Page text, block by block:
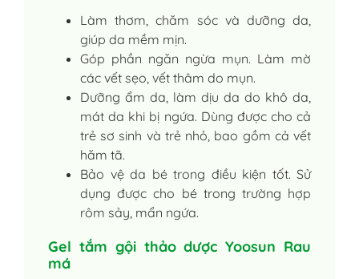
Làm thơm, chăm sóc và dưỡng da,
giúp da mềm mịn.
Góp phần ngăn ngừa mụn. Làm mờ
các vết sẹo, vết thâm do mụn.
Dưỡng ẩm da, làm dịu da do khô da,
mát da khi bị ngứa. Dùng được cho cả
trẻ sơ sinh và trẻ nhỏ, bao gồm cả vết
hăm tã.
Bảo vệ da bé trong điều kiện tốt. Sử
dụng được cho bé trong trường hợp
rôm sảy, mẩn ngứa.
Gel tắm gội thảo dược Yoosun Rau
má